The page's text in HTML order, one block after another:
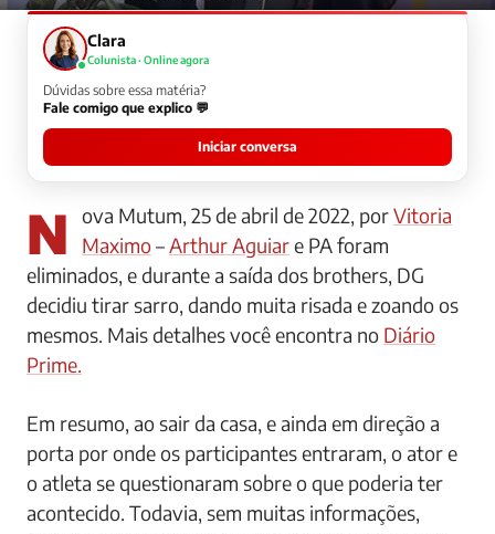
Clara
Colunista · Online agora
Dúvidas sobre essa matéria?
Fale comigo que explico 💬
Iniciar conversa
Nova Mutum, 25 de abril de 2022, porVitoria
Maximo–Arthur Aguiare PA foram
eliminados, e durante a saída dos brothers, DG
decidiu tirar sarro, dando muita risada e zoando os
mesmos. Mais detalhes você encontra no Diário
Prime.
Em resumo, ao sair da casa, e ainda em direção a
porta por onde os participantes entraram, o ator e
o atleta se questionaram sobre o que poderia ter
acontecido. Todavia, sem muitas informações,